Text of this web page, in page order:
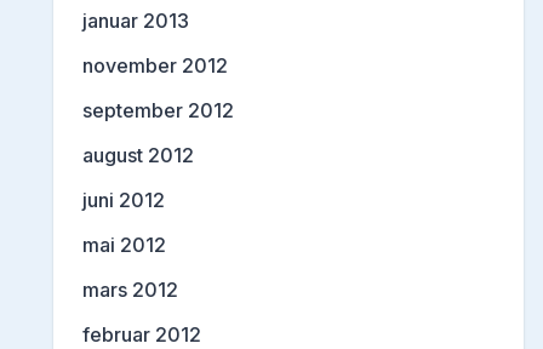
januar 2013
november 2012
september 2012
august 2012
juni 2012
mai 2012
mars 2012
februar 2012